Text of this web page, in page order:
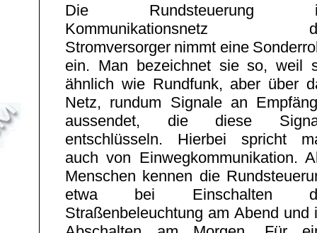
Die Rundsteuerung
Kommunikationsnetz
Stromversorger nimmt eine
ein. Man bezeichnet sie so, weil
ähnlich wie Rundfunk, aber über
Netz, rundum Signale an
aussendet, die diese
entschlüsseln. Hierbei spricht
auch von Einwegkommunikation.
Menschen kennen die
etwa bei Einschalten
Straßenbeleuchtung am Abend und